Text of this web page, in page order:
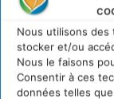
Nous utilisons
stocker et/ou
Nous le faisons
Consentir à ces
données telles